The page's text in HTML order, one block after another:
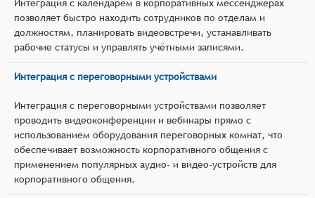
Интеграция с календарём в корпоративных мессенджерах
позволяет быстро находить сотрудников по отделам и
должностям, планировать видеовстречи, устанавливать
рабочие статусы и управлять учётными записями.
Интеграция с переговорными устройствами
Интеграция с переговорными устройствами позволяет
проводить видеоконференции и вебинары прямо с
использованием оборудования переговорных комнат, что
обеспечивает возможность корпоративного общения с
применением популярных аудио- и видео-устройств для
корпоративного общения.